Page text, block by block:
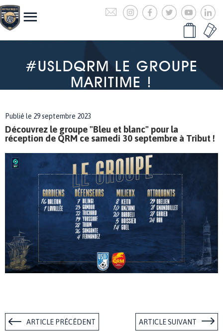
#USLDQRM LE GROUPE
MARITIME !
Publié le 29 septembre 2023
Découvrez le groupe "Bleu et blanc" pour la
réception de QRM ce samedi 30 septembre à Tribut !
ARTICLE PRÉCÉDENT ARTICLE SUIVANT